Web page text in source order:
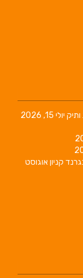
יולי 15, 2026
קניוןאוגוסט